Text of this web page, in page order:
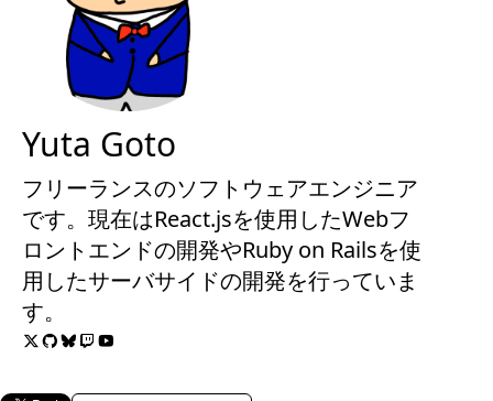
Yuta Goto
フリーランスのソフトウェアエンジニア
です。現在はReact.jsを使用したWebフ
ロントエンドの開発やRuby on Railsを使
用したサーバサイドの開発を行っていま
す。